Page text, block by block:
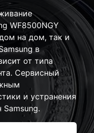
WF8500NGY
на дом, так и
в
от типа
Сервисный
и устранения